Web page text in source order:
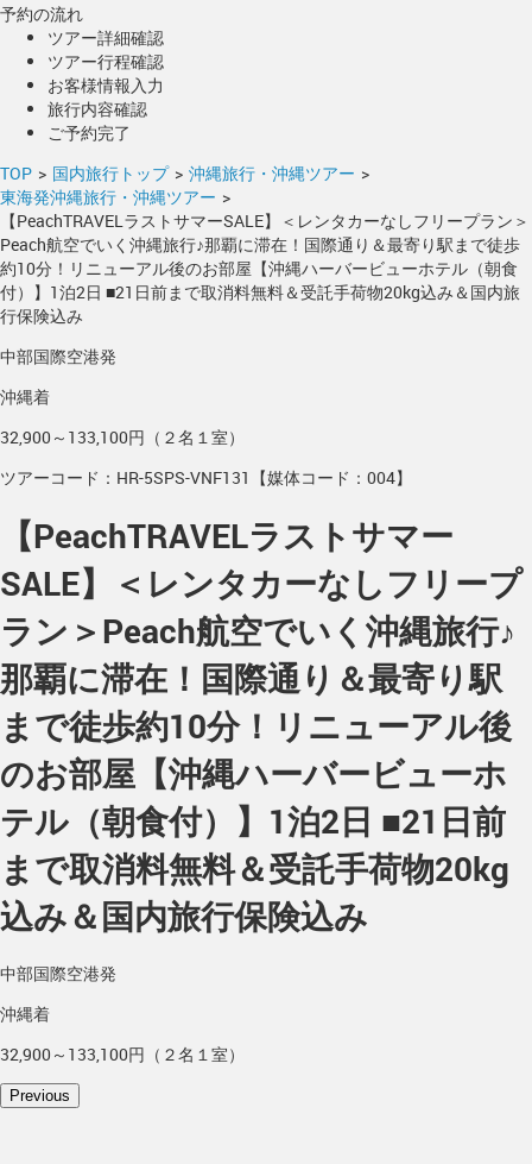
予約の流れ
ツアー詳細確認
ツアー行程確認
お客様情報入力
旅行内容確認
ご予約完了
TOP > 国内旅行トップ > 沖縄旅行・沖縄ツアー >
東海発沖縄旅行・沖縄ツアー >
【PeachTRAVELラストサマーSALE】＜レンタカーなしフリープラン＞
Peach航空でいく沖縄旅行♪那覇に滞在！国際通り＆最寄り駅まで徒歩
約10分！リニューアル後のお部屋【沖縄ハーバービューホテル（朝食
付）】1泊2日 ■21日前まで取消料無料＆受託手荷物20kg込み＆国内旅
行保険込み
中部国際空港発
沖縄着
32,900～133,100円（２名１室）
ツアーコード：HR-5SPS-VNF131【媒体コード：004】
【PeachTRAVELラストサマー
SALE】＜レンタカーなしフリープ
ラン＞Peach航空でいく沖縄旅行♪
那覇に滞在！国際通り＆最寄り駅
まで徒歩約10分！リニューアル後
のお部屋【沖縄ハーバービューホ
テル（朝食付）】1泊2日 ■21日前
まで取消料無料＆受託手荷物20kg
込み＆国内旅行保険込み
中部国際空港発
沖縄着
32,900～133,100円（２名１室）
Previous